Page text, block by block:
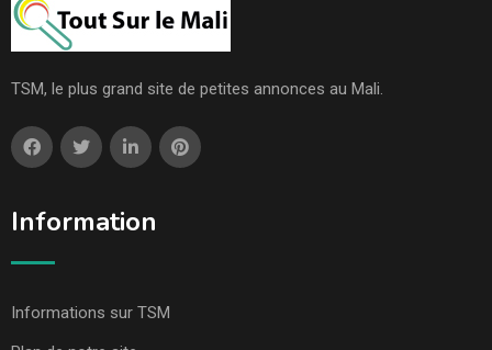
TSM, le plus grand site de petites annonces au Mali.
Information
Informations sur TSM